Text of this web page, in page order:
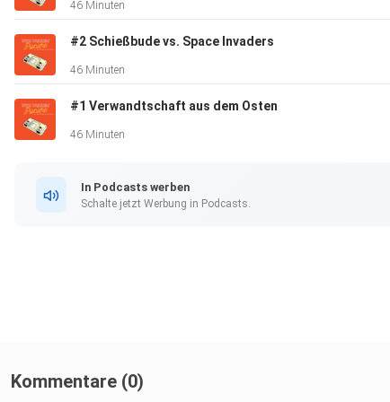
46 Minuten
#2 Schießbude vs. Space Invaders
46 Minuten
#1 Verwandtschaft aus dem Osten
46 Minuten
In Podcasts werben
Schalte jetzt Werbung in Podcasts.
Kommentare (0)